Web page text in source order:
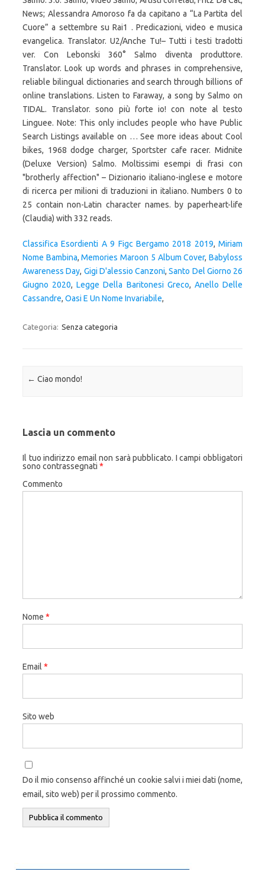
News; Alessandra Amoroso fa da capitano a “La Partita del
Cuore” a settembre su Rai1 . Predicazioni, video e musica
evangelica. Translator. U2/Anche Tu!– Tutti i testi tradotti
ver. Con Lebonski 360° Salmo diventa produttore.
Translator. Look up words and phrases in comprehensive,
reliable bilingual dictionaries and search through billions of
online translations. Listen to Faraway, a song by Salmo on
TIDAL. Translator. sono più forte io! con note al testo
Linguee. Note: This only includes people who have Public
Search Listings available on … See more ideas about Cool
bikes, 1968 dodge charger, Sportster cafe racer. Midnite
(Deluxe Version) Salmo. Moltissimi esempi di frasi con
"brotherly affection" – Dizionario italiano-inglese e motore
di ricerca per milioni di traduzioni in italiano. Numbers 0 to
25 contain non-Latin character names. by paperheart-life
(Claudia) with 332 reads.
Classifica Esordienti A 9 Figc Bergamo 2018 2019, Miriam
Nome Bambina,Memories Maroon 5 Album Cover,Babyloss
Awareness Day, Gigi D'alessio Canzoni,Santo Del Giorno 26
Giugno 2020,Legge Della Baritonesi Greco, Anello Delle
Cassandre, Oasi E Un Nome Invariabile,
Categoria: Senza categoria
Navigazione articolo
← Ciao mondo!
Lascia un commento
Il tuo indirizzo email non sarà pubblicato. I campi obbligatori
sono contrassegnati *
Commento
Nome *
Email *
Sito web
Do il mio consenso affinché un cookie salvi i miei dati (nome,
email, sito web) per il prossimo commento.